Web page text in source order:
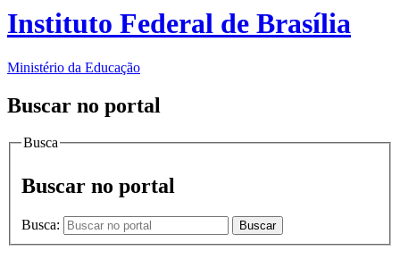
Instituto Federal de Brasília
Ministério da Educação
Buscar no portal
Busca
Buscar no portal
Busca: Buscar